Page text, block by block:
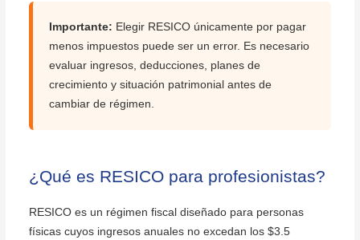
Importante: Elegir RESICO únicamente por pagar
menos impuestos puede ser un error. Es necesario
evaluar ingresos, deducciones, planes de
crecimiento y situación patrimonial antes de
cambiar de régimen.
¿Qué es RESICO para profesionistas?
RESICO es un régimen fiscal diseñado para personas
físicas cuyos ingresos anuales no excedan los $3.5